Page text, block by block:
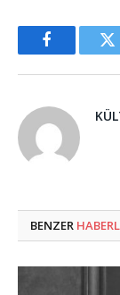
Facebook
BENZER